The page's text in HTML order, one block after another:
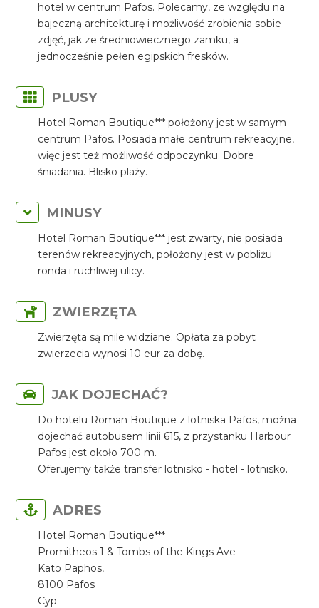
hotel w centrum Pafos. Polecamy, ze względu na
bajeczną architekturę i możliwość zrobienia sobie
zdjęć, jak ze średniowiecznego zamku, a
jednocześnie pełen egipskich fresków.
PLUSY
Hotel Roman Boutique*** położony jest w samym
centrum Pafos. Posiada małe centrum rekreacyjne,
więc jest też możliwość odpoczynku. Dobre
śniadania. Blisko plaży.
MINUSY
Hotel Roman Boutique*** jest zwarty, nie posiada
terenów rekreacyjnych, położony jest w pobliżu
ronda i ruchliwej ulicy.
ZWIERZĘTA
Zwierzęta są mile widziane. Opłata za pobyt
zwierzecia wynosi 10 eur za dobę.
JAK DOJECHAĆ?
Do hotelu Roman Boutique z lotniska Pafos, można
dojechać autobusem linii 615, z przystanku Harbour
Pafos jest około 700 m.
Oferujemy także transfer lotnisko - hotel - lotnisko.
ADRES
Hotel Roman Boutique***
Promitheos 1 & Tombs of the Kings Ave
Kato Paphos,
8100 Pafos
Cyp